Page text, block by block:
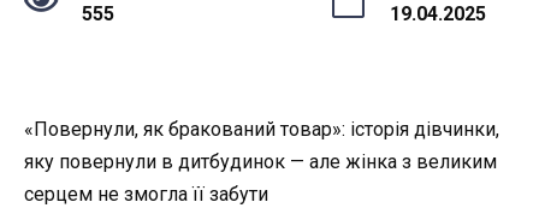
555 19.04.2025
«Повернули, як бракований товар»: історія дівчинки,
яку повернули в дитбудинок — але жінка з великим
серцем не змогла її забути